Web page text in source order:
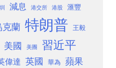
減息 港交所 港股 滙豐
克蘭 特朗普 王毅
美國 美團 習近平
偉達 英國 華為 蘋果